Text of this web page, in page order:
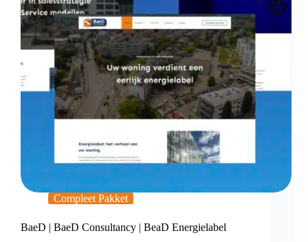
Compleet Pakket
BaeD | BaeD Consultancy | BeaD Energielabel